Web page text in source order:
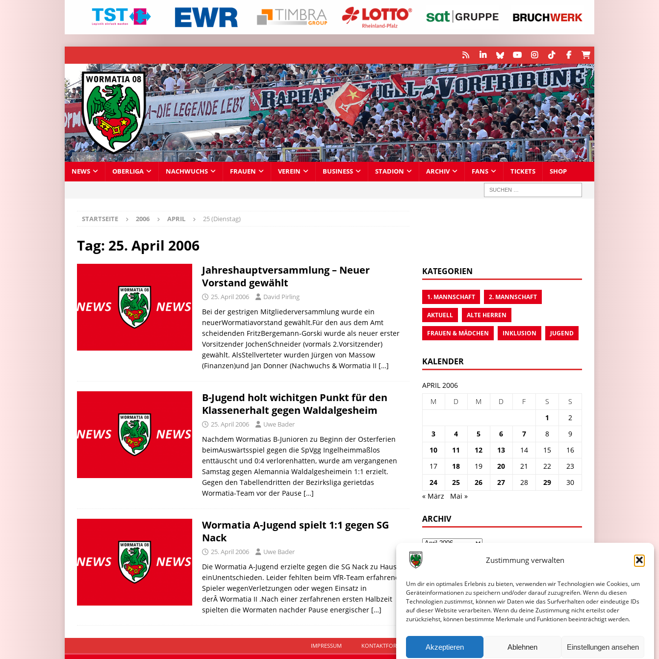
Zustimmung verwalten
Um dir ein optimales Erlebnis zu bieten, verwenden wir Technologien wie Cookies, um
Geräteinformationen zu speichern und/oder darauf zuzugreifen. Wenn du diesen
Technologien zustimmst, können wir Daten wie das Surfverhalten oder eindeutige IDs
auf dieser Website verarbeiten. Wenn du deine Zustimmung nicht erteilst oder
zurückziehst, können bestimmte Merkmale und Funktionen beeinträchtigt werden.
Akzeptieren Ablehnen Einstellungen ansehen
NEWS OBERLIGA NACHWUCHS FRAUEN VEREIN BUSINESS STADION ARCHIV FANS TICKETS SHOP
STARTSEITE 2006 APRIL 25 (Dienstag)
Tag: 25. April 2006
Jahreshauptversammlung – Neuer
Vorstand gewählt
25. April 2006 David Pirling
Bei der gestrigen Mitgliederversammlung wurde ein
neuerWormatiavorstand gewählt.Für den aus dem Amt
scheidenden FritzBergemann-Gorski wurde als neuer erster
Vorsitzender JochenSchneider (vormals 2.Vorsitzender)
gewählt. AlsStellverteter wurden Jürgen von Massow
(Finanzen)und Jan Donner (Nachwuchs & Wormatia II […]
B-Jugend holt wichitgen Punkt für den
Klassenerhalt gegen Waldalgesheim
25. April 2006 Uwe Bader
Nachdem Wormatias B-Junioren zu Beginn der Osterferien
beimAuswärtsspiel gegen die SpVgg Ingelheimmaßlos
enttäuscht und 0:4 verlorenhatten, wurde am vergangenen
Samstag gegen Alemannia Waldalgesheimein 1:1 erzielt.
Gegen den Tabellendritten der Bezirksliga gerietdas
Wormatia-Team vor der Pause […]
Wormatia A-Jugend spielt 1:1 gegen SG
Nack
25. April 2006 Uwe Bader
Die Wormatia A-Jugend erzielte gegen die SG Nack zu Hause
einUnentschieden. Leider fehlten beim VfR-Team erfahrene
Spieler wegenVerletzungen oder wegen Einsatz in
derÂ Wormatia II .Nach einer zerfahrenen ersten Halbzeit
spielten die Wormaten nachder Pause energischer […]
KATEGORIEN
1. MANNSCHAFT 2. MANNSCHAFT
AKTUELL ALTE HERREN
FRAUEN & MÄDCHEN INKLUSION JUGEND
KALENDER
APRIL 2006
M
D M D F S
S
1
2
3
4 5 6 7 8
9
10
11 12 13 14 15
16
17
18 19 20 21 22
23
24
25 26 27 28 29
30
« März
Mai »
ARCHIV
IMPRESSUM KONTAKTFORMULAR DATENSCHUTZERKLÄRUNG COOKIE-RICHTLINIE (EU)